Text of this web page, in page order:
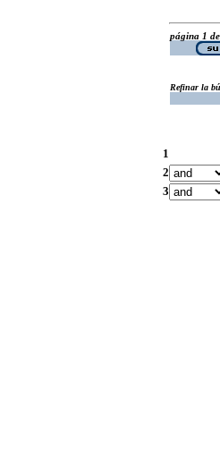
página 1
Refinar la
1
2
3